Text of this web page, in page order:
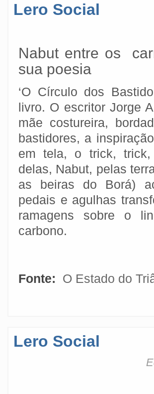
Lero Social
Nabut entre os
sua poesia
‘O Círculo dos
livro. O escritor Jorge
mãe costureira,
bastidores, a
em tela, o trick,
delas, Nabut, pelas
as beiras do Borá)
pedais e agulhas
ramagens sobre o
carbono.
Fonte: O Estado do
Lero Social